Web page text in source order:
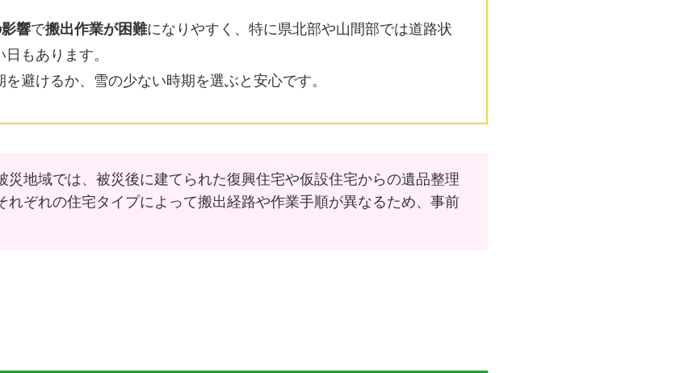
響で搬出作業が困難になりやすく、特に県北部や山間部では道路状
もあります。
避けるか、雪の少ない時期を選ぶと安心です。
災地域では、被災後に建てられた復興住宅や仮設住宅からの遺品整理
れぞれの住宅タイプによって搬出経路や作業手順が異なるため、事前